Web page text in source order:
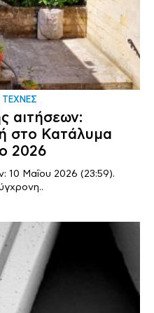
ΤΕΧΝΕΣ
αιτήσεων:
στο Κατάλυμα
2026
10 Μαΐου 2026 (23:59).